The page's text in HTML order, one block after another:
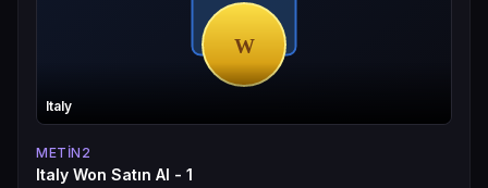
Italy
METIN2
Italy Won Satın Al - 1